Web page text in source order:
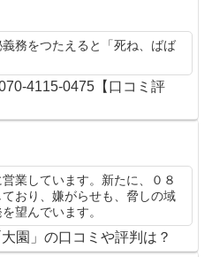
務をつたえると「死ね、ばば
4115-0475【口コミ評
業しています。新たに、０８
おり、嫌がらせも、脅しの域
望んでいます。
園」の口コミや評判は？